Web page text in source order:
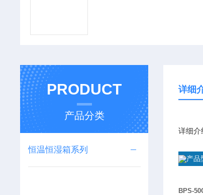
PRODUCT
产品分类
恒温恒湿箱系列
详细
详细介
产品
BPS-